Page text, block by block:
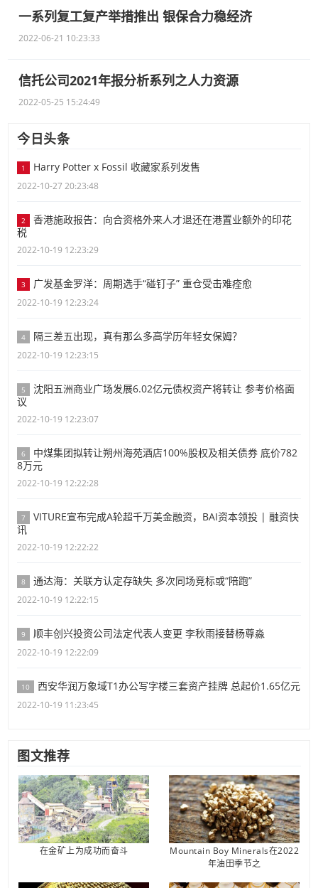
一系列复工复产举措推出 银保合力稳经济
2022-06-21 10:23:33
信托公司2021年报分析系列之人力资源
2022-05-25 15:24:49
今日头条
1 Harry Potter x Fossil 收藏家系列发售
2022-10-27 20:23:48
2
香港施政报告：向合资格外来人才退还在港置业额外的印花
税
2022-10-19 12:23:29
3 广发基金罗洋：周期选手“碰钉子” 重仓受击难痊愈
2022-10-19 12:23:24
4 隔三差五出现，真有那么多高学历年轻女保姆？
2022-10-19 12:23:15
5
沈阳五洲商业广场发展6.02亿元债权资产将转让 参考价格面
议
2022-10-19 12:23:07
6
中煤集团拟转让朔州海苑酒店100%股权及相关债券 底价782
8万元
2022-10-19 12:22:28
7
VITURE宣布完成A轮超千万美金融资，BAI资本领投 | 融资快
讯
2022-10-19 12:22:22
8 通达海：关联方认定存缺失 多次同场竞标或“陪跑”
2022-10-19 12:22:15
9 顺丰创兴投资公司法定代表人变更 李秋雨接替杨尊淼
2022-10-19 12:22:09
10 西安华润万象域T1办公写字楼三套资产挂牌 总起价1.65亿元
2022-10-19 11:23:45
图文推荐
在金矿上为成功而奋斗
Mountain Boy Minerals在2022
年油田季节之